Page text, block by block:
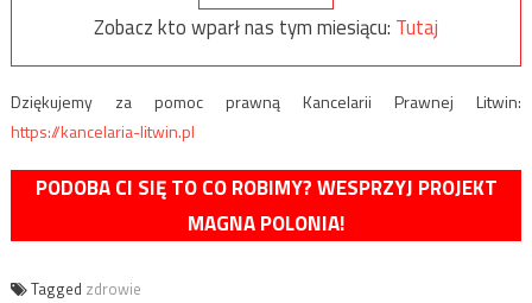
Zobacz kto wparł nas tym miesiącu: Tutaj
Dziękujemy za pomoc prawną Kancelarii Prawnej Litwin:
https://kancelaria-litwin.pl
PODOBA CI SIĘ TO CO ROBIMY? WESPRZYJ PROJEKT
MAGNA POLONIA!
Tagged zdrowie